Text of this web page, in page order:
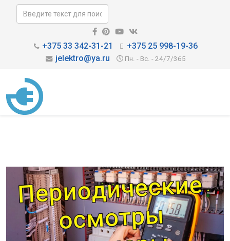
+375 33 342-31-21
+375 25 998-19-36
jelektro@ya.ru
Пн. - Вс. - 24/7/365